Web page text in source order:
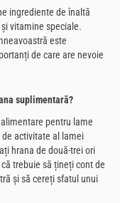
ingrediente de înaltă
vitamine speciale.
este
de care are nevoie
suplimentară?
pentru lame
activitate al lamei
hrana de două-trei ori
trebuie să țineți cont de
și să cereți sfatul unui